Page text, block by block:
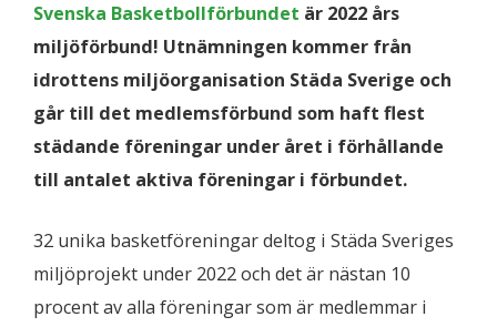
Svenska Basketbollförbundet är 2022 års
miljöförbund! Utnämningen kommer från
idrottens miljöorganisation Städa Sverige och
går till det medlemsförbund som haft flest
städande föreningar under året i förhållande
till antalet aktiva föreningar i förbundet.
32 unika basketföreningar deltog i Städa Sveriges
miljöprojekt under 2022 och det är nästan 10
procent av alla föreningar som är medlemmar i